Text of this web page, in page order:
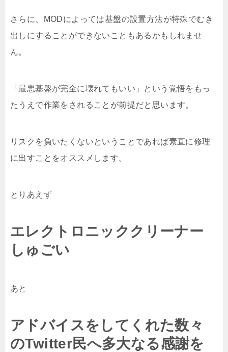
さらに、MODによっては基盤の設置方法が特殊でむき
出しにすることができないこともあるかもしれませ
ん。
「最悪基盤が完全に壊れてもいい」という覚悟をもっ
たうえで作業をされることが前提だと思います。
リスクを負いたくないということであれば素直に修理
に出すことをオススメします。
とりあえず
エレクトロニッククリーナー
しゅごい
あと
アドバイスをしてくれた数々
のTwitter民へ多大なる感謝を